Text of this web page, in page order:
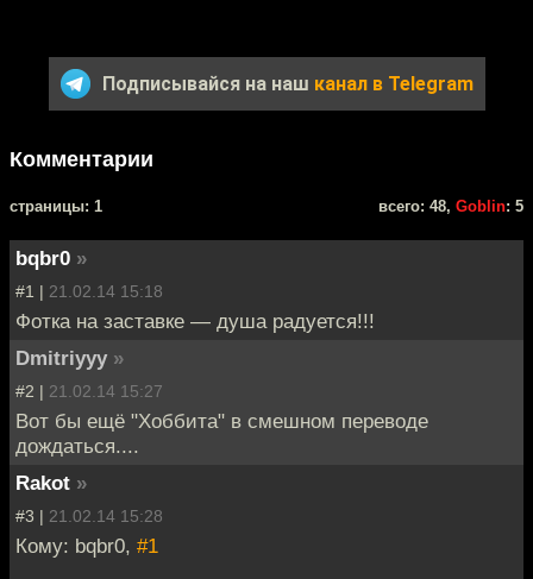
Подписывайся на наш канал в Telegram
Комментарии
cтраницы: 1 всего: 48, Goblin: 5
bqbr0 »
#1 | 21.02.14 15:18
Фотка на заставке — душа радуется!!!
Dmitriyyy »
#2 | 21.02.14 15:27
Вот бы ещё "Хоббита" в смешном переводе
дождаться....
Rakot »
#3 | 21.02.14 15:28
Кому: bqbr0, #1